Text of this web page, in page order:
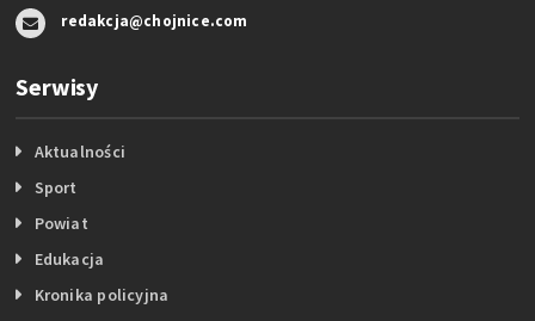
redakcja@chojnice.com
Serwisy
Aktualności
Sport
Powiat
Edukacja
Kronika policyjna